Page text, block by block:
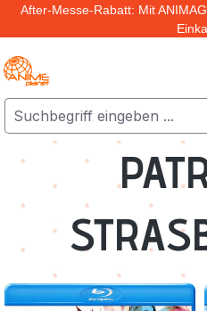
Zum Hauptinhalt springen
After-Messe-Rabatt: Mit